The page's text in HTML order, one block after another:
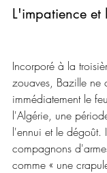
L'impatience
Incorporé à la
zouaves, Bazille ne
immédiatement le
l'Algérie, une
l'ennui et le dégoût.
compagnons
comme « une